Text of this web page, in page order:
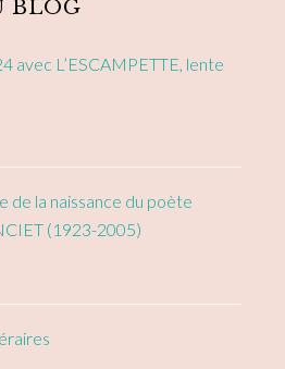
BLOG
avec L’ESCAMPETTE, lente
de la naissance du poète
(1923-2005)